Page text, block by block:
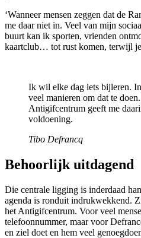
‘Wanneer mensen zeggen dat de
me daar niet in. Veel van mijn
buurt kan ik sporten, vrienden
kaartclub… tot rust komen, terwijl
Ik wil elke dag iets bijleren.
veel manieren om dat te
Antigifcentrum geeft me
voldoening.
Tibo Defrancq
Behoorlijk uitdagend
Die centrale ligging is inderdaad
agenda is ronduit indrukwekkend.
het Antigifcentrum. Voor veel
telefoonnummer, maar voor
en ziel doet en hem veel